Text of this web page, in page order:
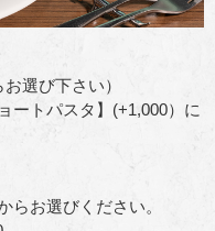
選び下さい）
ートパスタ】(+1,000）に
らお選びください。